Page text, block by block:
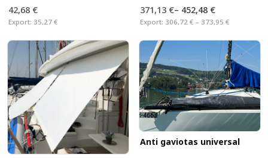
42,68 €
Export: 35,27 €
371,13 €– 452,48 €
Export: 306,72 € – 373,95 €
Anti gaviotas universal